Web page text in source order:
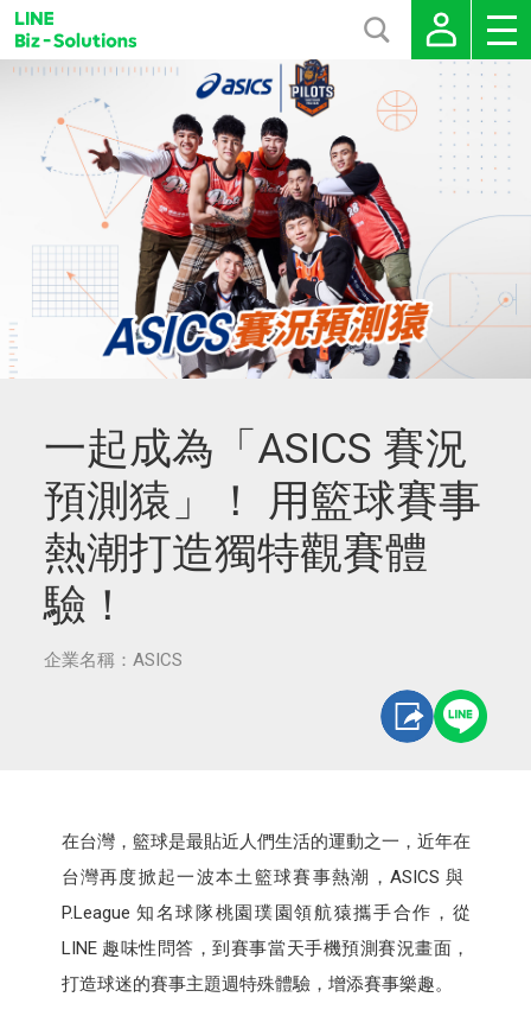
一起成為「ASICS 賽況
預測猿」！ 用籃球賽事
熱潮打造獨特觀賽體
驗！
企業名稱：ASICS
在台灣，籃球是最貼近人們生活的運動之一，近年在
台灣再度掀起一波本土籃球賽事熱潮，ASICS 與
P.League 知名球隊桃園璞園領航猿攜手合作，從
LINE 趣味性問答，到賽事當天手機預測賽況畫面，
打造球迷的賽事主題週特殊體驗，增添賽事樂趣。